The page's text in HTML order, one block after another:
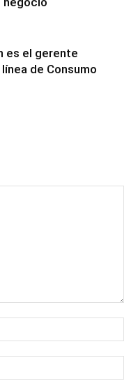
es el gerente
de Consumo